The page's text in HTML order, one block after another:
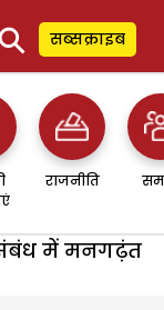
सब्सक्राइब
राजनीति
में मनगढ़ंत